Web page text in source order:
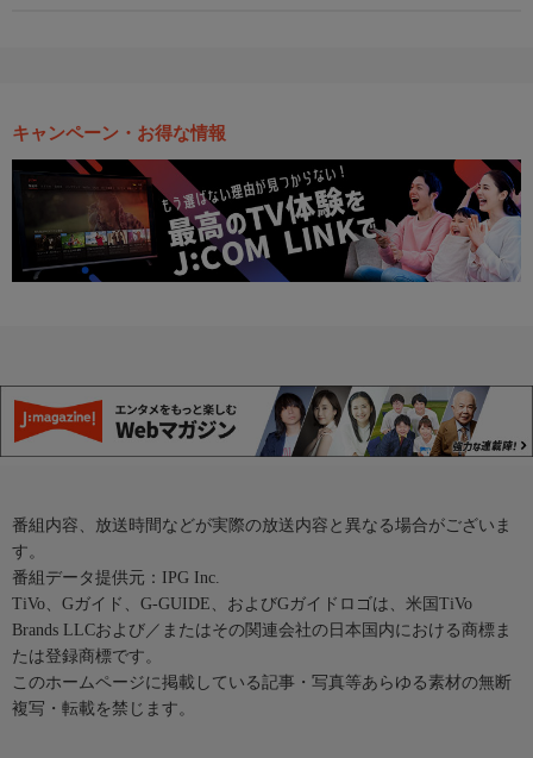
キャンペーン・お得な情報
番組内容、放送時間などが実際の放送内容と異なる場合がございま
す。
番組データ提供元：IPG Inc.
TiVo、Gガイド、G-GUIDE、およびGガイドロゴは、米国TiVo
Brands LLCおよび／またはその関連会社の日本国内における商標ま
たは登録商標です。
このホームページに掲載している記事・写真等あらゆる素材の無断
複写・転載を禁じます。